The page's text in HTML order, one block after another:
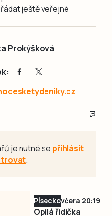
ještě veřejné
Prokýšková
je nutné se přihlásit
.
Píseckovčera 20:19
Opilá řidička